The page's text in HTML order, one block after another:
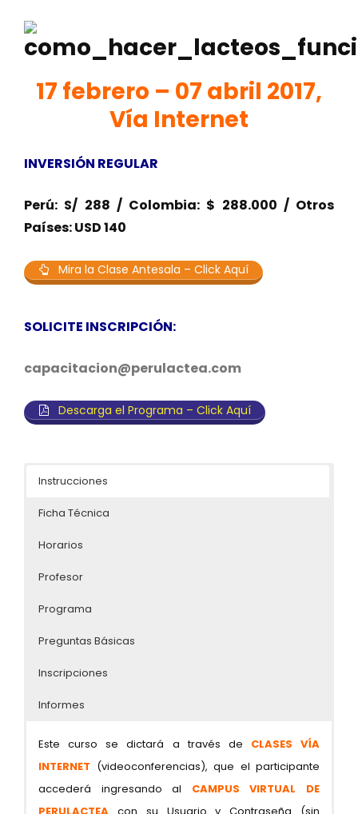
17 febrero – 07 abril 2017,
Vía Internet
INVERSIÓN REGULAR
Perú: S/ 288 / Colombia: $ 288.000 / Otros
Países: USD 140
Mira la Clase Antesala – Click Aquí
SOLICITE INSCRIPCIÓN:
capacitacion@perulactea.com
Descarga el Programa – Click Aquí
Instrucciones
Ficha Técnica
Horarios
Profesor
Programa
Preguntas Básicas
Inscripciones
Informes
Este curso se dictará a través de CLASES VÍA
INTERNET (videoconferencias), que el participante
accederá ingresando al CAMPUS VIRTUAL DE